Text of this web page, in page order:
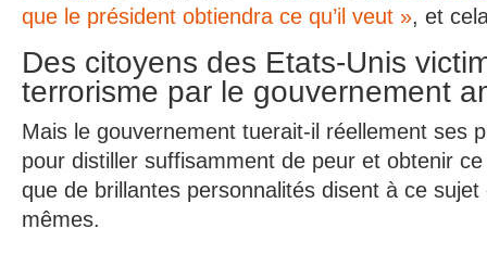
que le président obtiendra ce qu’il veut », et
Des citoyens des Etats-Unis
terrorisme par le gouvernement
Mais le gouvernement tuerait-il réellement ses
pour distiller suffisamment de peur et obtenir ce
que de brillantes personnalités disent à ce
mêmes.